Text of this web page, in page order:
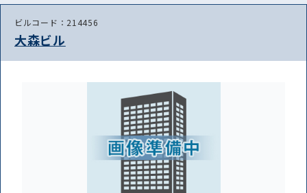
ビルコード：214456
大森ビル